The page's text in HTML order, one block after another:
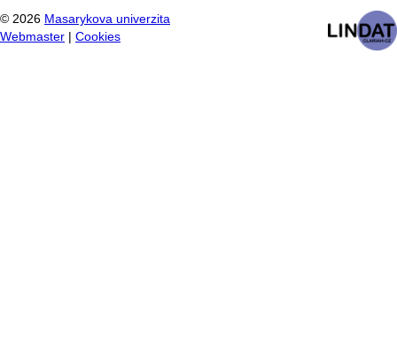
© 2026 Masarykova univerzita
Webmaster
Cookies